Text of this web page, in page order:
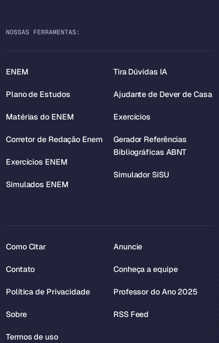
NOSSAS FERRAMENTAS:
ENEM
Plano de Estudos
Matérias do ENEM
Corretor de Redação Enem
Exercícios ENEM
Simulados ENEM
Tira Dúvidas IA
Ajudante de Dever de Casa
Exercícios
Gerador Referências
Bibliográficas ABNT
Simulador SiSU
Como Citar
Contato
Política de Privacidade
Sobre
Termos de uso
Anuncie
Conheça a equipe
Professor do Ano 2025
RSS Feed